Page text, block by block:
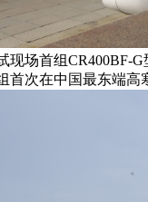
现场首组
首次在中国最东端高